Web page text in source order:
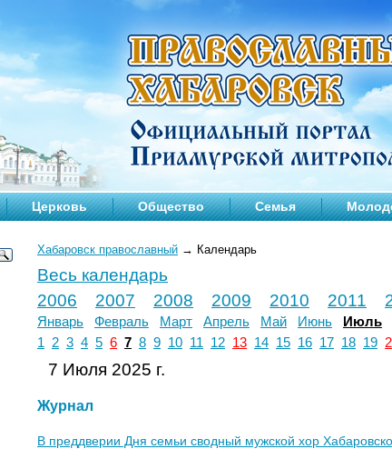
Церковь Общество Семья
Хабаровск православный → Календарь
Весь календарь
2006
2007 2008 2009 2010 2011
Январь Февраль Март Апрель Май Июнь Июль
1
2 3 4 5 6 7 8 9 10 11 12 13 14 15 16 17 18 19
7 Июля 2025 г.
Журнал
В преддверии Дня семьи сводный мужской хор